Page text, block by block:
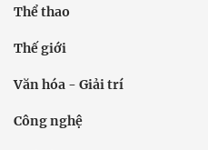
Thể thao
Thế giới
Văn hóa - Giải trí
Công nghệ